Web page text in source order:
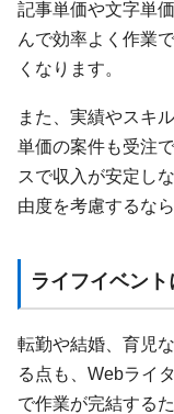
記事単価や文字単
んで効率よく作業
くなります。
また、実績やスキ
単価の案件も受注
スで収入が安定し
由度を考慮するな
ライフイベン
転勤や結婚、育児
る点も、Webライ
で作業が完結する